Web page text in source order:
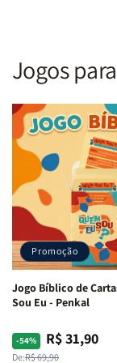
Almeida
Letra
Média
Full
Color
Brochura
Rei
Leão
|
|
Jogos
Promoção
Jogo Bíblico de
Sou Eu - Penkal
-54%
Preço
De:R$ 69,90
PreçoR$ 31,90